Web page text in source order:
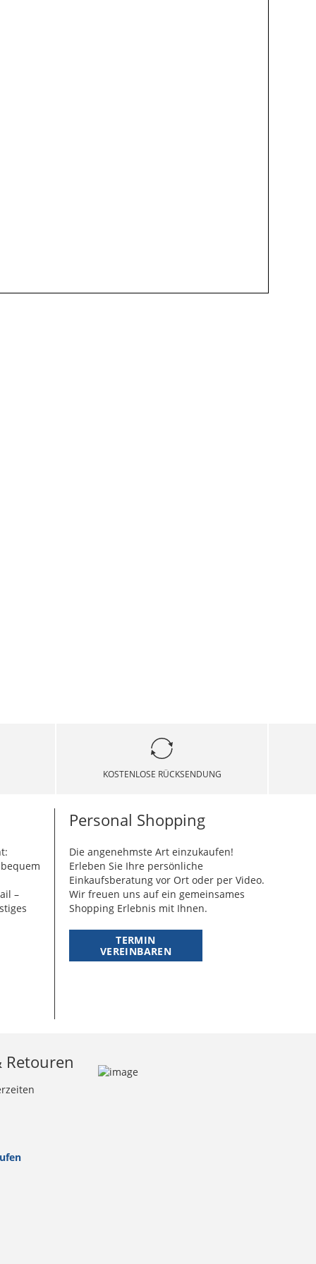
KOSTENLOSE RÜCKSENDUNG
–
Personal Shopping
Die angenehmste Art einzukaufen!
Erleben Sie Ihre persönliche
Einkaufsberatung vor Ort oder per Video.
Wir freuen uns auf ein gemeinsames
Shopping Erlebnis mit Ihnen.
TERMIN
VEREINBAREN
Retouren